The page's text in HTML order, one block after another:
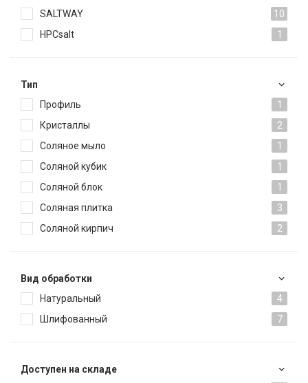
SALTWAY
10
HPCsalt
1
Тип
Профиль
1
Кристаллы
2
Соляное мыло
1
Соляной кубик
1
Соляной блок
1
Соляная плитка
3
Соляной кирпич
2
Вид обработки
Натуральный
4
Шлифованный
7
Доступен на складе